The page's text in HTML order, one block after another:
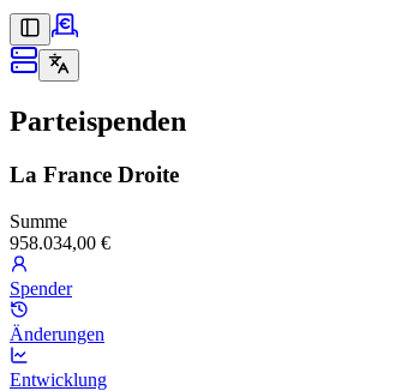
Parteispenden
La France Droite
Summe
958.034,00 €
Spender
Änderungen
Entwicklung